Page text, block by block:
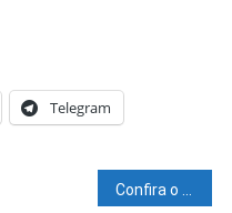
Telegram
Confira o cronograma da Unidade Móvel de Atendimento Odontológico desta semana